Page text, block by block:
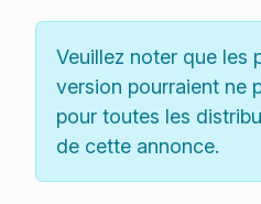
Veuillez noter que les
version pourraient ne
pour toutes les
de cette annonce.